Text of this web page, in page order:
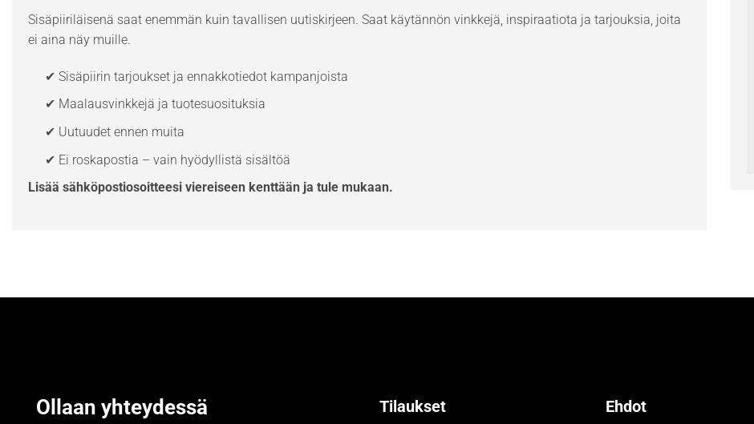
Sisäpiiriläisenä saat enemmän kuin tavallisen uutiskirjeen. Saat käytännön vinkkejä, inspiraatiota ja tarjouksia, joita
ei aina näy muille.
✔ Sisäpiirin tarjoukset ja ennakkotiedot kampanjoista
✔ Maalausvinkkejä ja tuotesuosituksia
✔ Uutuudet ennen muita
✔ Ei roskapostia – vain hyödyllistä sisältöä
Lisää sähköpostiosoitteesi viereiseen kenttään ja tule mukaan.
Ollaan yhteydessä Tilaukset Ehdot